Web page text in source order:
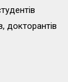
докторантів